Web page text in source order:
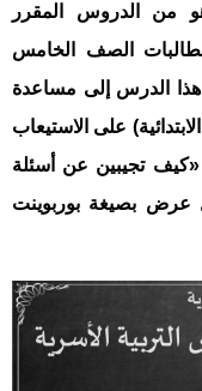
من الدروس المقرر
الصف الخامس
هذا الدرس إلى مساعدة
على الاستيعاب
«كيف تجيبين عن أسئلة
عرض بصيغة بوربوينت